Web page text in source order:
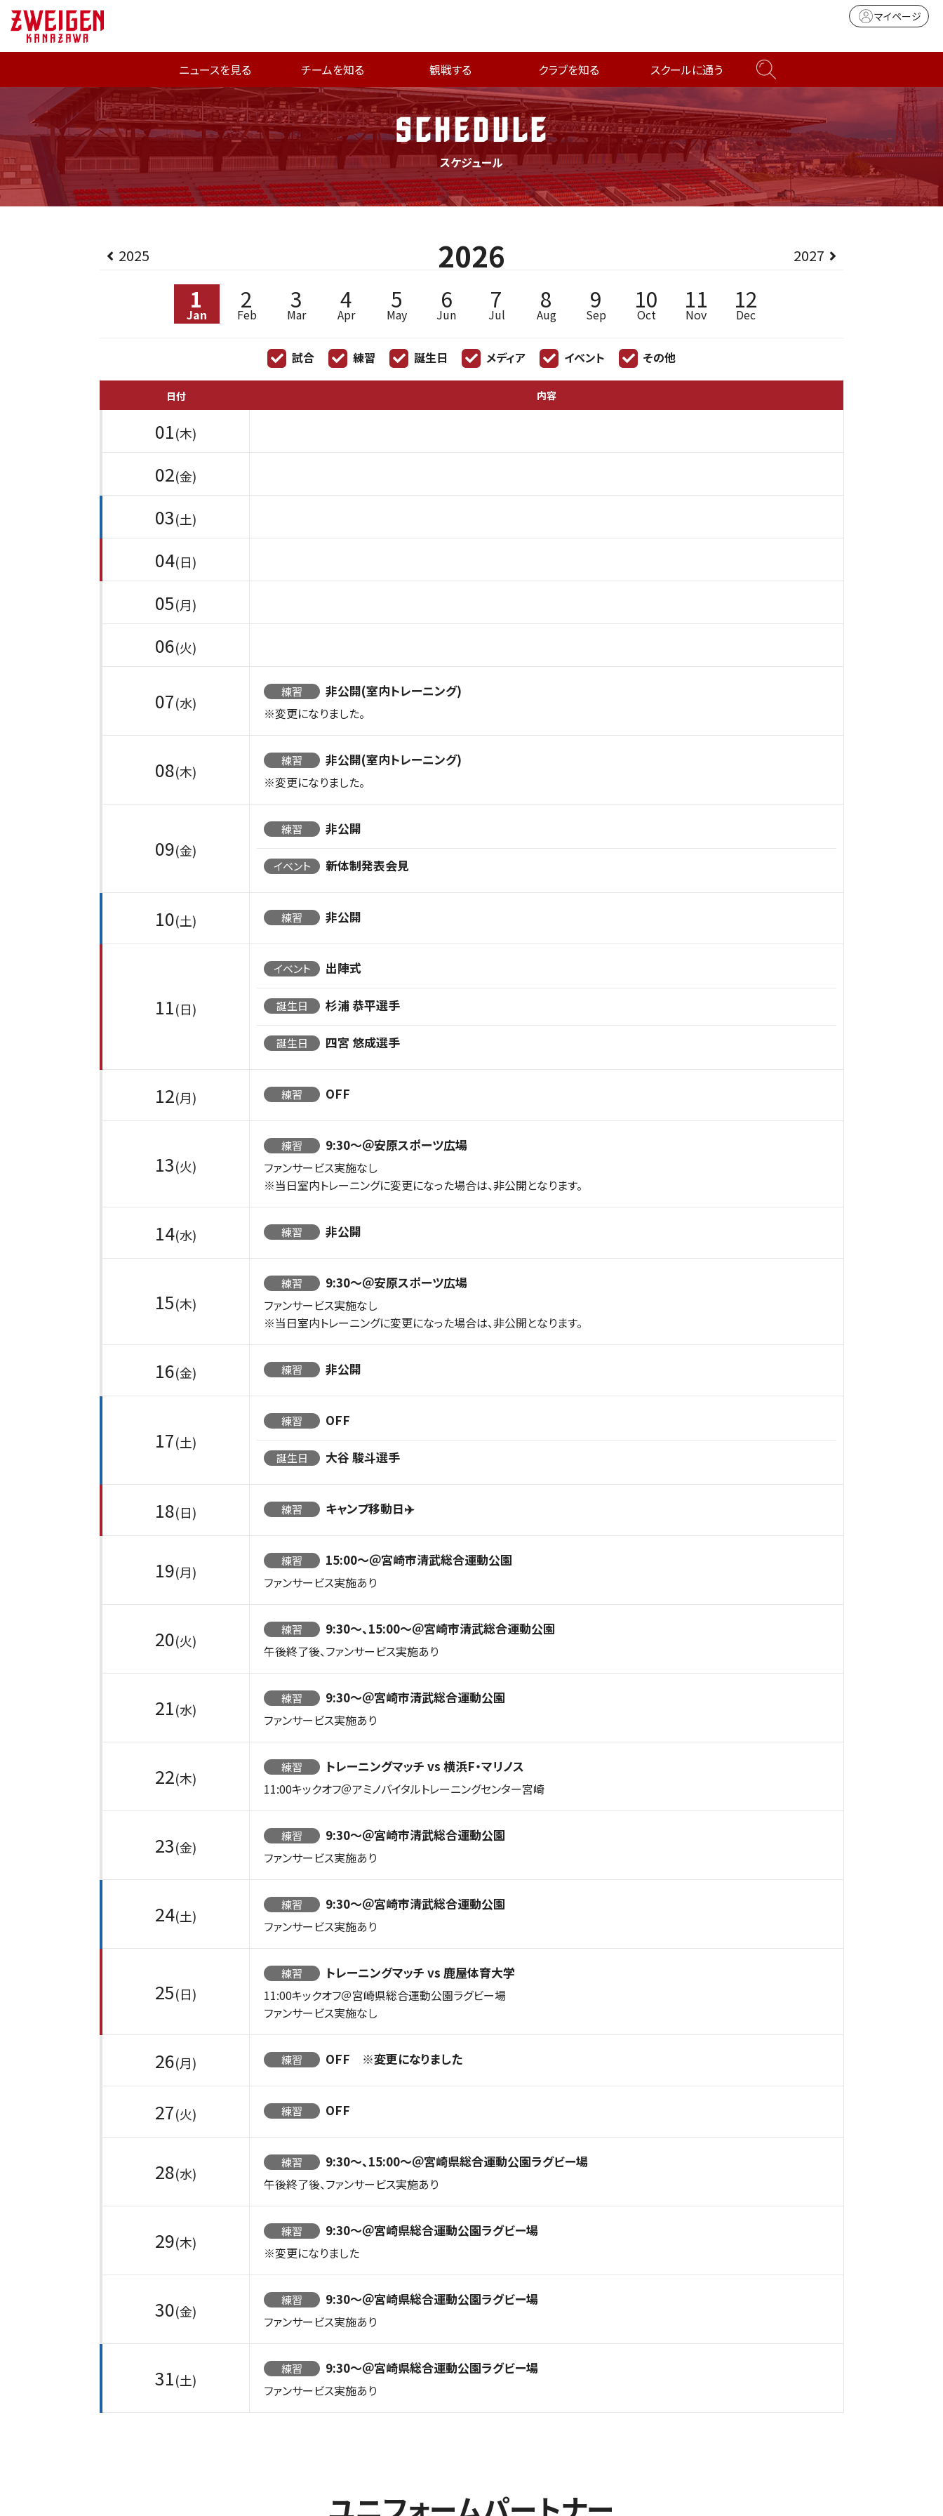
マイページ
ニュースを見る チームを知る 観戦する クラブを知る スクールに通う
SCHEDULE
スケジュール
2025 2026 2027
1
Jan
2
Feb
3
Mar
4
Apr
5
May
6
Jun
7
Jul
8
Aug
9
Sep
10
Oct
11
Nov
12
Dec
試合 練習 誕生日 メディア イベント その他
日付 内容
01(木)
02(金)
03(土)
04(日)
05(月)
06(火)
07(水)
練習 非公開(室内トレーニング)
※変更になりました。
08(木)
練習 非公開(室内トレーニング)
※変更になりました。
09(金)
練習 非公開
イベント 新体制発表会見
10(土) 練習 非公開
11(日)
イベント 出陣式
誕生日 杉浦 恭平選手
誕生日 四宮 悠成選手
12(月) 練習 OFF
13(火)
練習 9:30〜＠安原スポーツ広場
ファンサービス実施なし
※当日室内トレーニングに変更になった場合は、非公開となります。
14(水) 練習 非公開
15(木)
練習 9:30〜＠安原スポーツ広場
ファンサービス実施なし
※当日室内トレーニングに変更になった場合は、非公開となります。
16(金) 練習 非公開
17(土)
練習 OFF
誕生日 大谷 駿斗選手
18(日) 練習 キャンプ移動日✈️
19(月)
練習 15:00〜＠宮崎市清武総合運動公園
ファンサービス実施あり
20(火)
練習 9:30〜、15:00〜＠宮崎市清武総合運動公園
午後終了後、ファンサービス実施あり
21(水)
練習 9:30〜＠宮崎市清武総合運動公園
ファンサービス実施あり
22(木)
練習 トレーニングマッチ vs 横浜F・マリノス
11:00キックオフ＠アミノバイタルトレーニングセンター宮崎
23(金)
練習 9:30〜＠宮崎市清武総合運動公園
ファンサービス実施あり
24(土)
練習 9:30〜＠宮崎市清武総合運動公園
ファンサービス実施あり
25(日)
練習 トレーニングマッチ vs 鹿屋体育大学
11:00キックオフ＠宮崎県総合運動公園ラグビー場
ファンサービス実施なし
26(月) 練習 OFF ※変更になりました
27(火) 練習 OFF
28(水)
練習 9:30〜、15:00〜＠宮崎県総合運動公園ラグビー場
午後終了後、ファンサービス実施あり
29(木)
練習 9:30〜＠宮崎県総合運動公園ラグビー場
※変更になりました
30(金)
練習 9:30〜＠宮崎県総合運動公園ラグビー場
ファンサービス実施あり
31(土)
練習 9:30〜＠宮崎県総合運動公園ラグビー場
ファンサービス実施あり